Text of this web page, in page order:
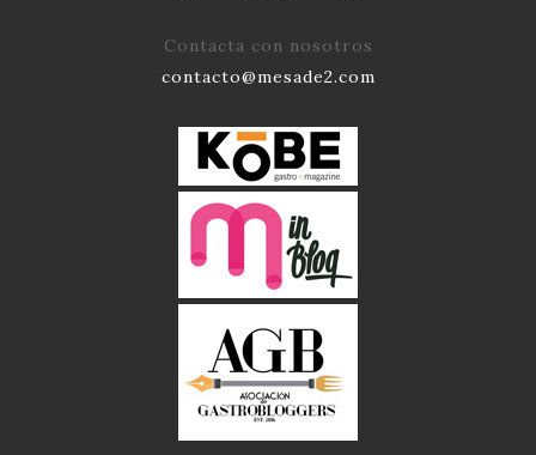
Contacta con nosotros
contacto@mesade2.com